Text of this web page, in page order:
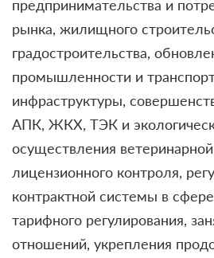
предпринимательства и
рынка, жилищного
градостроительства,
промышленности и
инфраструктуры,
АПК, ЖКХ, ТЭК и
осуществления
лицензионного контроля,
контрактной системы в
тарифного регулирования,
отношений, укрепления